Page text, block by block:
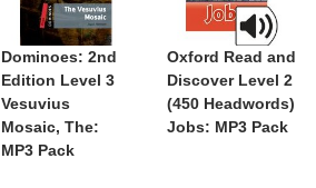
Dominoes: 2nd
Edition Level 3
Vesuvius
Mosaic, The:
MP3 Pack
Oxford Read and
Discover Level 2
(450 Headwords)
Jobs: MP3 Pack